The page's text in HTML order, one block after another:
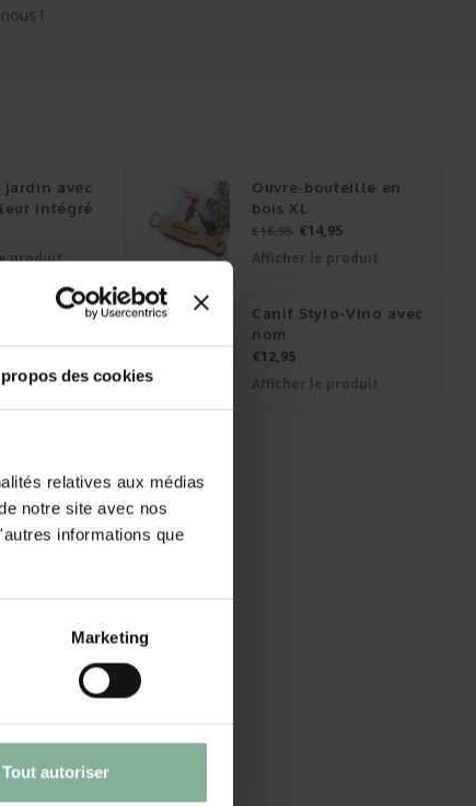
des cookies
relatives aux médias
notre site avec nos
informations que
Marketing
Tout autoriser
!
jardin avec
intégré
produit
Ouvre-bouteille en
bois XL
€16,95 €14,95
Afficher le produit
produit
Canif Stylo-Vino avec
nom
€12,95
Afficher le produit